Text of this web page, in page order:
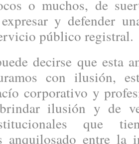
o muchos, de
expresar y defender
público registral.
decirse que esta
con ilusión,
corporativo y
ilusión y de
que
anquilosado entre la